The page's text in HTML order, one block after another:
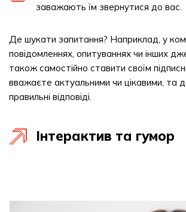
заважають їм звернутися до вас.
Де шукати запитання? Наприклад, у
повідомленнях, опитуваннях чи інших
також самостійно ставити своїм
вважаєте актуальними чи цікавими, та
правильні відповіді.
Інтерактив та гумор